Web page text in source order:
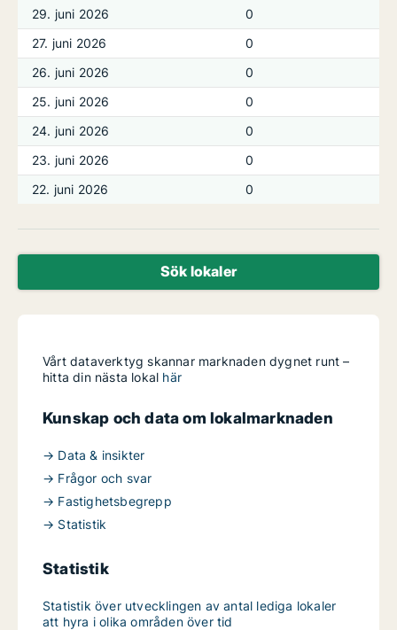
29. juni 2026
0
27. juni 2026
0
26. juni 2026
0
25. juni 2026
0
24. juni 2026
0
23. juni 2026
0
22. juni 2026
0
Sök lokaler
Vårt dataverktyg skannar marknaden dygnet runt –
hitta din nästa lokal här
Kunskap och data om lokalmarknaden
→ Data & insikter
→ Frågor och svar
→ Fastighetsbegrepp
→ Statistik
Statistik
Statistik över utvecklingen av antal lediga lokaler
att hyra i olika områden över tid